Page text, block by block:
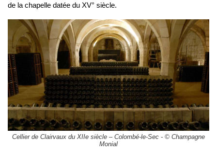
de la chapelle datée du XV° siècle.
Cellier de Clairvaux du XIIe siècle – Colombé-le-Sec - © Champagne
Monial